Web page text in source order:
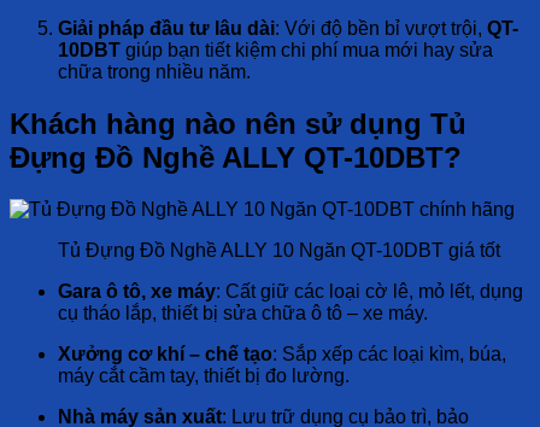
Giải pháp đầu tư lâu dài: Với độ bền bỉ vượt trội, QT-
10DBT giúp bạn tiết kiệm chi phí mua mới hay sửa
chữa trong nhiều năm.
Khách hàng nào nên sử dụng Tủ
Đựng Đồ Nghề ALLY QT-10DBT?
Tủ Đựng Đồ Nghề ALLY 10 Ngăn QT-10DBT giá tốt
Gara ô tô, xe máy: Cất giữ các loại cờ lê, mỏ lết, dụng
cụ tháo lắp, thiết bị sửa chữa ô tô – xe máy.
Xưởng cơ khí – chế tạo: Sắp xếp các loại kìm, búa,
máy cắt cầm tay, thiết bị đo lường.
Nhà máy sản xuất: Lưu trữ dụng cụ bảo trì, bảo